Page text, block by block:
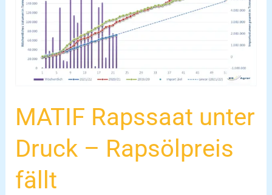
MATIF Rapssaat unter
Druck – Rapsölpreis
fällt
unter
Druck
–
Rapsölpreis